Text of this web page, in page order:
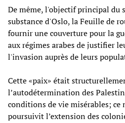
De même, l'objectif principal du
substance d'Oslo, la Feuille de
fournir une couverture pour la
aux régimes arabes de justifier
l'invasion auprès de leurs
Cette «paix» était
l’autodétermination des
conditions de vie misérables; ce
poursuivit l’extension des